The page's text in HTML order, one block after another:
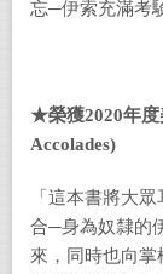
忘─伊索充滿考
★榮獲2020年度
Accolades)
「這本書將大
合─身為奴隸的
來，同時也向